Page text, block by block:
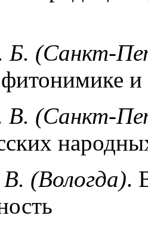
Б. (Санкт-
и
В. (Санкт-
(Вологда).